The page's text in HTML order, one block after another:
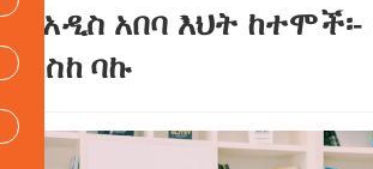
የአዲስ አበባ እህት
እስከ ባኩ